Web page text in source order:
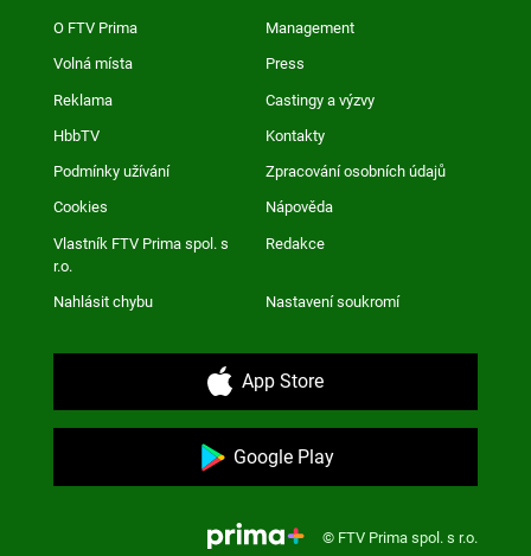
O FTV Prima Management
Volná místa Press
Reklama Castingy a výzvy
HbbTV Kontakty
Podmínky užívání Zpracování osobních údajů
Cookies Nápověda
Vlastník FTV Prima spol. s
r.o.
Redakce
Nahlásit chybu Nastavení soukromí
App Store
Google Play
© FTV Prima spol. s r.o.